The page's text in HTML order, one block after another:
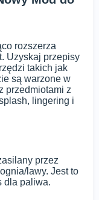
rozszerza
Uzyskaj przepisy
takich jak
są warzone w
przedmiotami z
lingering i
przez
lawy. Jest to
dla paliwa.